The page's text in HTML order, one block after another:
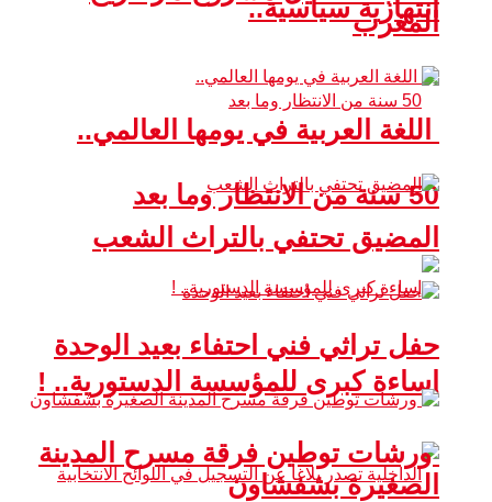
انتهازية سياسية..
50 سنة من الانتظار وما بعد
إساءة كبرى للمؤسسة الدستورية.. !
المغرب
اللغة العربية في يومها العالمي..
المضيق تحتفي بالتراث الشعب
حفل تراثي فني احتفاء بعيد الوحدة
ورشات توطين فرقة مسرح المدينة
الصغيرة بشفشاون